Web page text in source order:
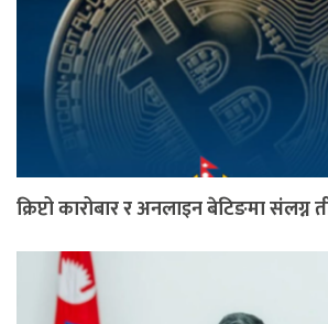
क्रिप्टो कारोबार र अनलाइन बेटिङमा संलग्न